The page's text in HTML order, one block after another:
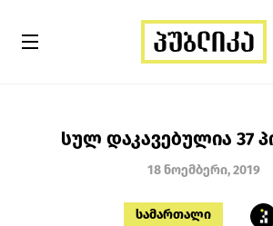
სულ დაკავებულია 37
18 ნოემბერი, 2019
სამართალი